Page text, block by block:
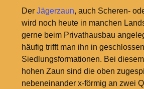
Der Jägerzaun, auch Scheren-
wird noch heute in manchen
gerne beim Privathausbau
häufig trifft man ihn in
Siedlungsformationen. Bei
hohen Zaun sind die oben
nebeneinander x-förmig an zwei